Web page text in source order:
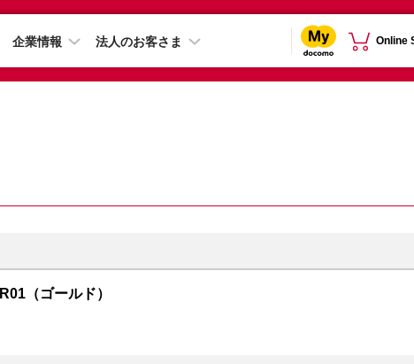
企業情報 法人のお客さま Online
（ゴールド）